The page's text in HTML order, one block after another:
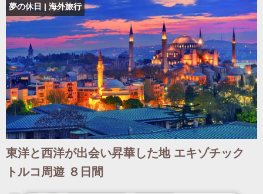
夢の休日 | 海外旅行
東洋と西洋が出会い昇華した地 エキゾチック
トルコ周遊 ８日間